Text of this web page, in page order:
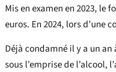
Mis en examen en 2023, le
euros. En 2024, lors d’une
Déjà condamné il y a un
sous l’emprise de l’alcool,